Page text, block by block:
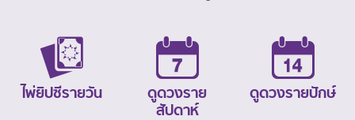
ไพ่ยิปซีรายวัน
ดูดวงราย
สัปดาห์
ดูดวงรายปักษ์